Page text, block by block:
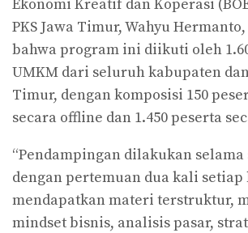
Ekonomi Kreatif dan Koperasi
PKS Jawa Timur, Wahyu
bahwa program ini diikuti oleh
UMKM dari seluruh kabupaten
Timur, dengan komposisi 150
secara offline dan 1.450 peserta
“Pendampingan dilakukan selama
dengan pertemuan dua kali setiap
mendapatkan materi terstruktur,
mindset bisnis, analisis pasar,